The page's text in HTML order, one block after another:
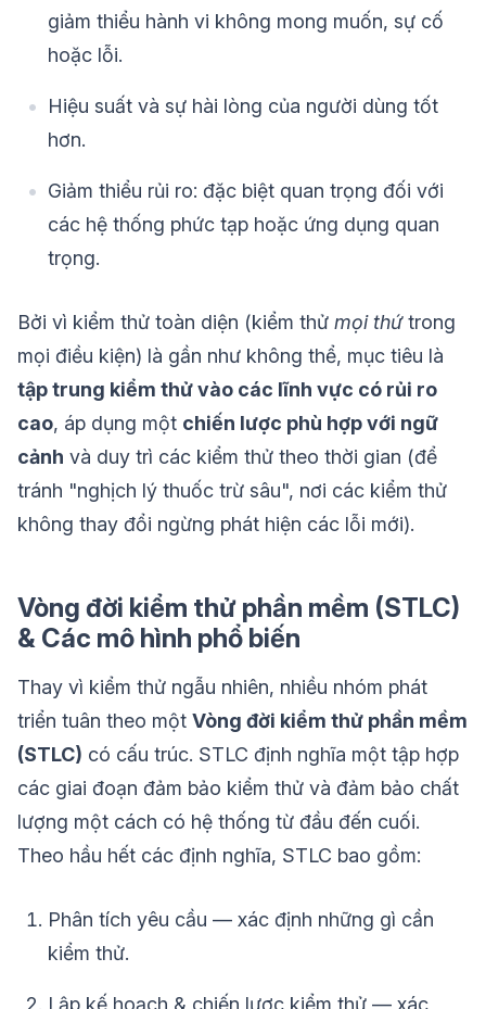
giảm thiểu hành vi không mong muốn, sự cố
hoặc lỗi.
Hiệu suất và sự hài lòng của người dùng tốt
hơn.
Giảm thiểu rủi ro: đặc biệt quan trọng đối với
các hệ thống phức tạp hoặc ứng dụng quan
trọng.
Bởi vì kiểm thử toàn diện (kiểm thử mọi thứtrong
mọi điều kiện) là gần như không thể, mục tiêu là
tập trung kiểm thử vào các lĩnh vực có rủi ro
cao, áp dụng một chiến lược phù hợp với ngữ
cảnh và duy trì các kiểm thử theo thời gian (để
tránh "nghịch lý thuốc trừ sâu", nơi các kiểm thử
không thay đổi ngừng phát hiện các lỗi mới).
Vòng đời kiểm thử phần mềm (STLC)
& Các mô hình phổ biến
Thay vì kiểm thử ngẫu nhiên, nhiều nhóm phát
triển tuân theo một Vòng đời kiểm thử phần mềm
(STLC) có cấu trúc. STLC định nghĩa một tập hợp
các giai đoạn đảm bảo kiểm thử và đảm bảo chất
lượng một cách có hệ thống từ đầu đến cuối.
Theo hầu hết các định nghĩa, STLC bao gồm:
Phân tích yêu cầu — xác định những gì cần
kiểm thử.
Lập kế hoạch & chiến lược kiểm thử — xác